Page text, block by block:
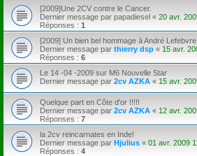
[2009]Une 2CV contre le Cancer.
Dernier message par papadiesel « 20 avr.
Réponses : 1
[2009] Un bien bel hommage à André Lefebvre
Dernier message par thierry dsp « 15 avr.
Réponses : 6
Le 14 -04 -2009 sur M6 Nouvelle Star
Dernier message par 2cv AZKA « 15 avr.
Quelque part en Côte d'or !!!!!
Dernier message par 2cv AZKA « 12 avr.
Réponses : 7
la 2cv reincarnates en Inde!
Dernier message par Hjulius « 01 avr. 2009
Réponses : 4